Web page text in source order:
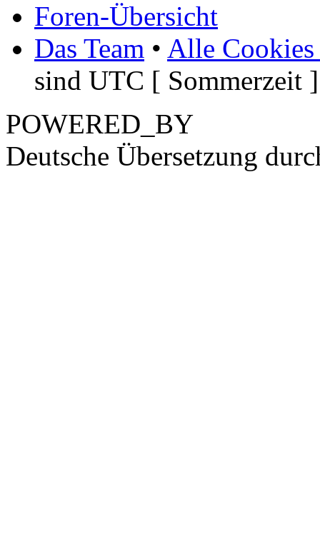
Foren-Übersicht
Das Team • Alle Cookies
sind UTC [ Sommerzeit ]
POWERED_BY
Deutsche Übersetzung